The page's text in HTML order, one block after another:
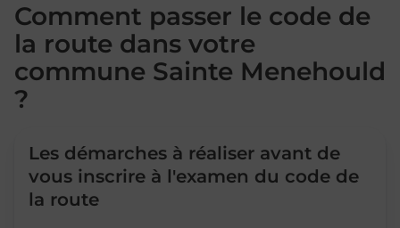
Comment passer le code de
la route dans votre
commune Sainte Menehould
?
Les démarches à réaliser avant de
vous inscrire à l'examen du code de
la route